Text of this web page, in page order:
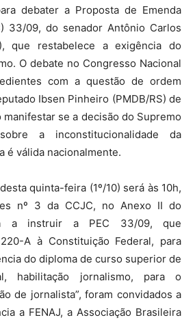
debater a Proposta de Emenda
33/09, do senador Antônio Carlos
que restabelece a exigência do
O debate no Congresso Nacional
com a questão de ordem
Ibsen Pinheiro (PMDB/RS) de
manifestar se a decisão do Supremo
a inconstitucionalidade da
é válida nacionalmente.
quinta-feira (1º/10) será às 10h,
nº 3 da CCJC, no Anexo II do
a instruir a PEC 33/09, que
A à Constituição Federal, para
do diploma de curso superior de
habilitação jornalismo, para o
de jornalista”, foram convidados a
a FENAJ, a Associação Brasileira